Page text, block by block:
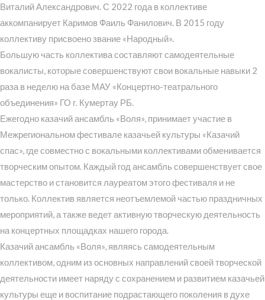
Виталий Александрович. С 2022 года в коллективе
аккомпанирует Каримов Фаиль Фанилович. В 2015 году
коллективу присвоено звание «Народный».
Большую часть коллектива составляют самодеятельные
вокалисты, которые совершенствуют свои вокальные навыки 2
раза в неделю на базе МАУ «Концертно-театрального
объединения» ГО г. Кумертау РБ.
Ежегодно казачий ансамбль «Воля», принимает участие в
Межрегиональном фестивале казачьей культуры «Казачий
спас», где совместно с вокальными коллективами обменивается
творческим опытом. Каждый год ансамбль совершенствует свое
мастерство и становится лауреатом этого фестиваля и не
только. Коллектив является неотъемлемой частью праздничных
мероприятий, а также ведет активную творческую деятельность
на концертных площадках нашего города.
Казачий ансамбль «Воля», являясь самодеятельным
коллективом, одним из основных направлений своей творческой
деятельности имеет наряду с сохранением и развитием казачьей
культуры еще и воспитание подрастающего поколения в духе